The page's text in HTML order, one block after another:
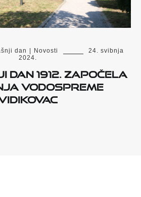
dan | Novosti
24. svibnja
2024.
dan 1912. započela
vodospreme